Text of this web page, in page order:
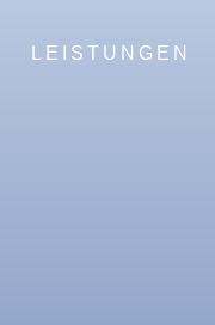
LEISTUNGEN